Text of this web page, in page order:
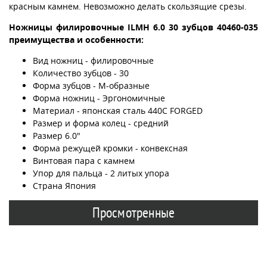
красным камнем. Невозможно делать скользящие срезы.
Ножницы филировочные ILMH 6.0 30 зубцов 40460-035
преимущества и особенности:
Вид ножниц - филировочные
Количество зубцов - 30
Форма зубцов - М-образные
Форма ножниц - Эргономичные
Материал - японская сталь 440С FORGED
Размер и форма колец - средний
Размер 6.0"
Форма режущей кромки - конвексная
Винтовая пара с камнем
Упор для пальца - 2 литых упора
Страна Япония
Просмотренные